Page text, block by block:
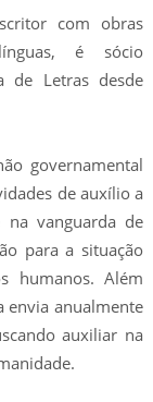
com obras
é sócio
de Letras desde
governamental
de auxílio a
na vanguarda de
para a situação
humanos. Além
envia anualmente
auxiliar na